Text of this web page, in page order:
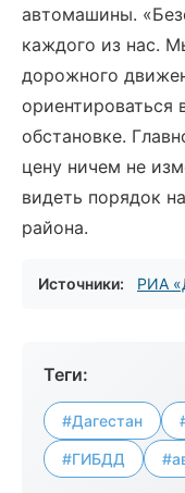
автомашины.
каждого из нас.
дорожного
обстановке.
цену ничем не
видеть порядок
района.
Источники: РИА
Теги:
#Дагестан
#ГИБДД